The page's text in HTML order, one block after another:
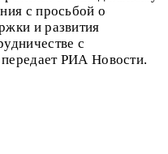
с просьбой о
и развития
с
РИА Новости.